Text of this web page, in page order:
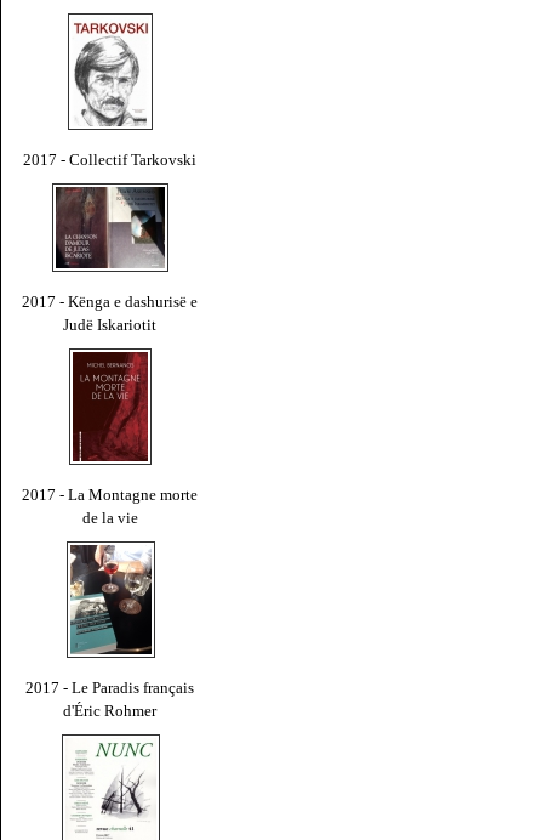
2017 - Collectif Tarkovski
2017 - Kënga e dashurisë e
Judë Iskariotit
2017 - La Montagne morte
de la vie
2017 - Le Paradis français
d'Éric Rohmer